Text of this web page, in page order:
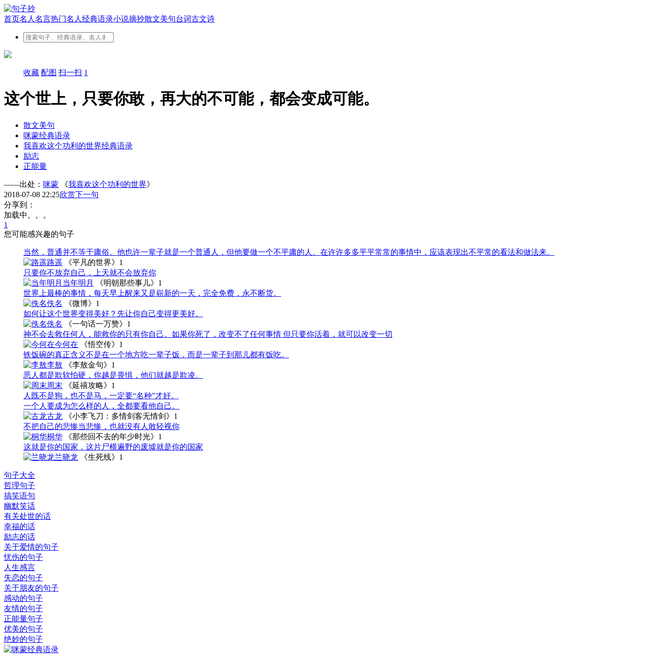
首页名人名言热门名人 经典语录小说摘抄散文美句台词古文诗
收藏 配图 扫一扫 1
这个世上，只要你敢，再大的不可能，都会变成可能。
散文美句
咪蒙经典语录
我喜欢这个功利的世界经典语录
励志
正能量
——出处： 咪蒙 《我喜欢这个功利的世界》
2018-07-08 22:25欣赏下一句
分享到：
加载中。。。
1
您可能感兴趣的句子
当然，普通并不等于庸俗。他也许一辈子就是一个普通人，但他要做一个不平庸的人。在许许多多平平常常的事情中，应该表现出不平常的看法和做法来。
路遥 《平凡的世界》 1
只要你不放弃自己，上天就不会放弃你
当年明月
《明朝那些事儿》 1
世界上最棒的事情，每天早上醒来又是崭新的一天，完全免费，永不断货。
佚名
《微博》 1
如何让这个世界变得美好？先让你自己变得更美好。
佚名
《一句话一万赞》 1
神不会去救任何人，能救你的只有你自己。如果你死了，改变不了任何事情 但只要你活着，就可以改变一切
今何在 《悟空传》 1
铁饭碗的真正含义不是在一个地方吃一辈子饭，而是一辈子到那儿都有饭吃。
李敖 《李敖金句》 1
恶人都是欺软怕硬，你越是畏惧，他们就越是欺凌。
周末 《延禧攻略》 1
人既不是狗，也不是马，一定要“名种”才好。
一个人要成为怎么样的人，全都要看他自己。
古龙 《小李飞刀：多情剑客无情剑》 1
不把自己的悲惨当悲惨，也就没有人敢轻视你
桐华 《那些回不去的年少时光》 1
这就是你的国家，这片尸横遍野的废墟就是你的国家
兰晓龙 《生死线》 1
句子大全
哲理句子
搞笑语句
幽默笑话
有关处世的话
幸福的话
励志的话
关于爱情的句子
忧伤的句子
人生感言
失恋的句子
关于朋友的句子
感动的句子
友情的句子
正能量句子
优美的句子
绝妙的句子